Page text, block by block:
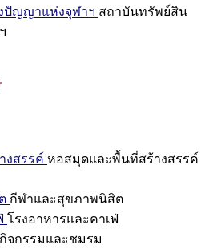
ปัญญาแห่งจุฬาฯ สถาบันทรัพย์สิน
งสรรค์ หอสมุดและพื้นที่สร้างสรรค์
กีฬาและสุขภาพนิสิต
โรงอาหารและคาเฟ่
กิจกรรมและชมรม